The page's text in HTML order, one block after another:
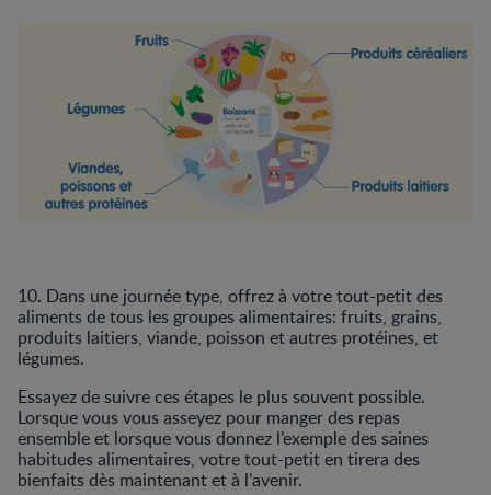
10. Dans une journée type, offrez à votre tout-petit des
aliments de tous les groupes alimentaires: fruits, grains,
produits laitiers, viande, poisson et autres protéines, et
légumes.
Essayez de suivre ces étapes le plus souvent possible.
Lorsque vous vous asseyez pour manger des repas
ensemble et lorsque vous donnez l’exemple des saines
habitudes alimentaires, votre tout-petit en tirera des
bienfaits dès maintenant et à l’avenir.